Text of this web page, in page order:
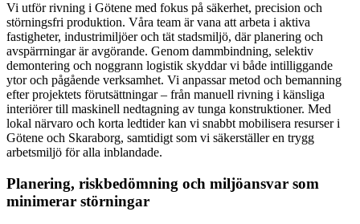
Vi utför rivning i Götene med fokus på säkerhet, precision och
störningsfri produktion. Våra team är vana att arbeta i aktiva
fastigheter, industrimiljöer och tät stadsmiljö, där planering och
avspärrningar är avgörande. Genom dammbindning, selektiv
demontering och noggrann logistik skyddar vi både intilliggande
ytor och pågående verksamhet. Vi anpassar metod och bemanning
efter projektets förutsättningar – från manuell rivning i känsliga
interiörer till maskinell nedtagning av tunga konstruktioner. Med
lokal närvaro och korta ledtider kan vi snabbt mobilisera resurser i
Götene och Skaraborg, samtidigt som vi säkerställer en trygg
arbetsmiljö för alla inblandade.
Planering, riskbedömning och miljöansvar som
minimerar störningar